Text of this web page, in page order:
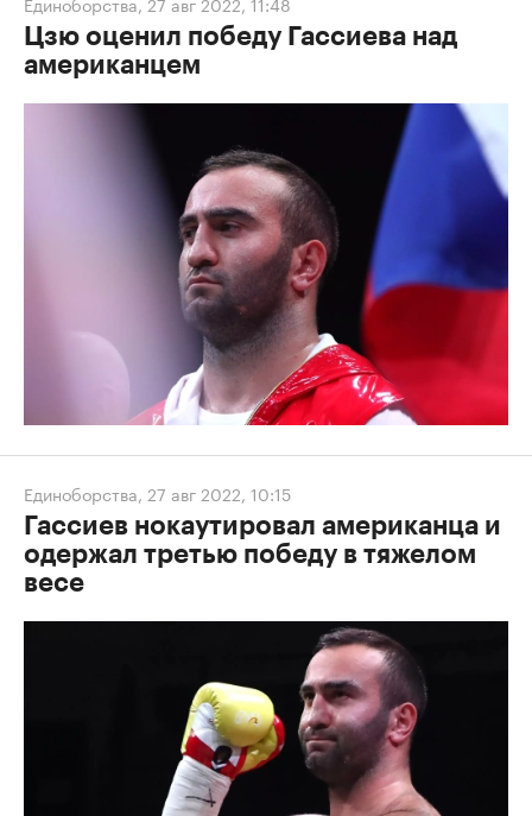
Цзю оценил победу Гассиева над
американцем
Единоборства, 27 авг 2022, 10:15
Гассиев нокаутировал американца и
одержал третью победу в тяжелом
весе